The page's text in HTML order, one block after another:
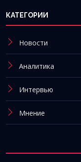
КАТЕГОРИИ
Новости
Аналитика
Интервью
Мнение